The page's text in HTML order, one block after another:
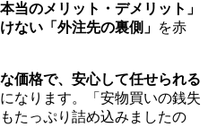
当のメリット・デメリット」
ない「外注先の裏側」 を赤
価格で、安心して任せられる
なります。「安物買いの銭失
たっぷり詰め込みましたの